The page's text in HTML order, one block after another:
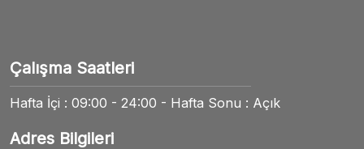
Çalışma Saatleri
Hafta İçi : 09:00 - 24:00 - Hafta Sonu : Açık
Adres Bilgileri